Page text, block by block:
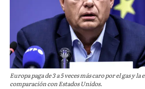
Europa paga de 3 a 5 veces más caro por el gas y
comparación con Estados Unidos.